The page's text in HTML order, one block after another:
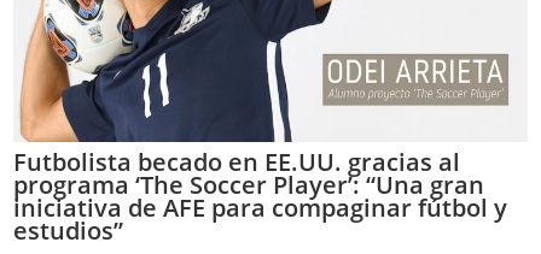
Futbolista becado en EE.UU. gracias al
programa ‘The Soccer Player’: “Una gran
iniciativa de AFE para compaginar fútbol y
estudios”